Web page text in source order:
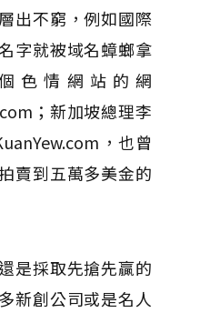
出不窮，例如國際
字就被域名蟑螂拿
色情網站的網
；新加坡總理李
，也曾
賣到五萬多美金的
是採取先搶先贏的
新創公司或是名人